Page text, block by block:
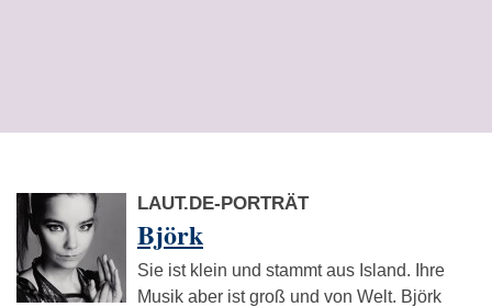
LAUT.DE-PORTRÄT
Björk
Sie ist klein und stammt aus Island. Ihre
Musik aber ist groß und von Welt. Björk